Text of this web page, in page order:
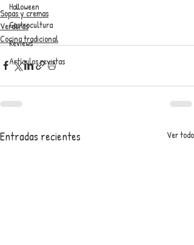
Halloween
Gastrocultura
Reviews
Artículos revistas
Sopas y cremas
Verduras
Cocina tradicional
Entradas recientes Ver todo